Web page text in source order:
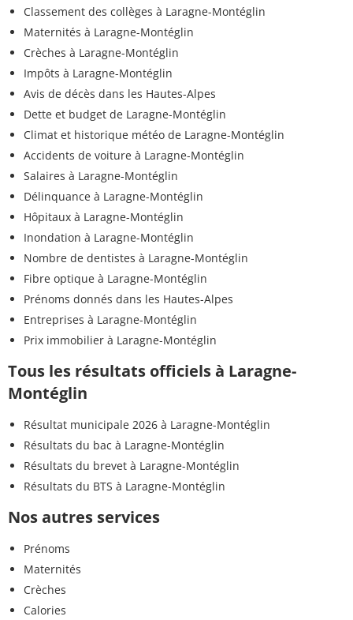
Classement des collèges à Laragne-Montéglin
Maternités à Laragne-Montéglin
Crèches à Laragne-Montéglin
Impôts à Laragne-Montéglin
Avis de décès dans les Hautes-Alpes
Dette et budget de Laragne-Montéglin
Climat et historique météo de Laragne-Montéglin
Accidents de voiture à Laragne-Montéglin
Salaires à Laragne-Montéglin
Délinquance à Laragne-Montéglin
Hôpitaux à Laragne-Montéglin
Inondation à Laragne-Montéglin
Nombre de dentistes à Laragne-Montéglin
Fibre optique à Laragne-Montéglin
Prénoms donnés dans les Hautes-Alpes
Entreprises à Laragne-Montéglin
Prix immobilier à Laragne-Montéglin
Tous les résultats officiels à Laragne-
Montéglin
Résultat municipale 2026 à Laragne-Montéglin
Résultats du bac à Laragne-Montéglin
Résultats du brevet à Laragne-Montéglin
Résultats du BTS à Laragne-Montéglin
Nos autres services
Prénoms
Maternités
Crèches
Calories